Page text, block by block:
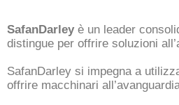
SafanDarley è un leader
distingue per offrire soluzioni
SafanDarley si impegna a
offrire macchinari